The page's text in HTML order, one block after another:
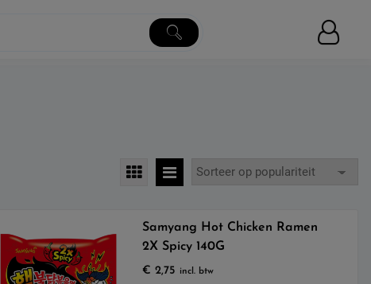
Samyang Hot Chicken Ramen
2X Spicy 140G
€ 2,75 incl. btw